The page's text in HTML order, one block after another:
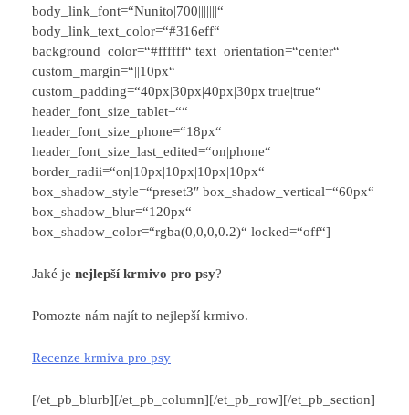
body_link_font=“Nunito|700|||||||“
body_link_text_color=“#316eff“
background_color=“#ffffff“ text_orientation=“center“
custom_margin=“||10px“
custom_padding=“40px|30px|40px|30px|true|true“
header_font_size_tablet=““
header_font_size_phone=“18px“
header_font_size_last_edited=“on|phone“
border_radii=“on|10px|10px|10px|10px“
box_shadow_style=“preset3″ box_shadow_vertical=“60px“
box_shadow_blur=“120px“
box_shadow_color=“rgba(0,0,0,0.2)“ locked=“off“]
Jaké je nejlepší krmivo pro psy?
Pomozte nám najít to nejlepší krmivo.
Recenze krmiva pro psy
[/et_pb_blurb][/et_pb_column][/et_pb_row][/et_pb_section]